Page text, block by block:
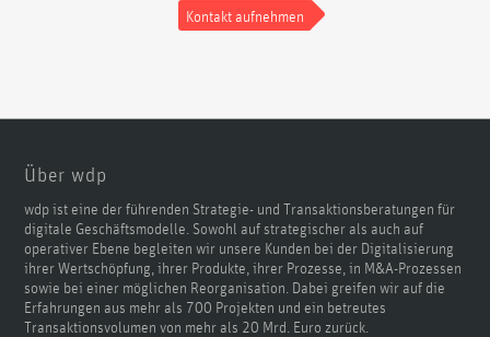
Kontakt aufnehmen
Über wdp
wdp ist eine der führenden Strategie- und Transaktionsberatungen für
digitale Geschäftsmodelle. Sowohl auf strategischer als auch auf
operativer Ebene begleiten wir unsere Kunden bei der Digitalisierung
ihrer Wertschöpfung, ihrer Produkte, ihrer Prozesse, in M&A-Prozessen
sowie bei einer möglichen Reorganisation. Dabei greifen wir auf die
Erfahrungen aus mehr als 700 Projekten und ein betreutes
Transaktionsvolumen von mehr als 20 Mrd. Euro zurück.